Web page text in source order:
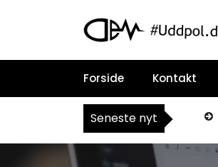
c
t
Forside Kontakt
Seneste nyt